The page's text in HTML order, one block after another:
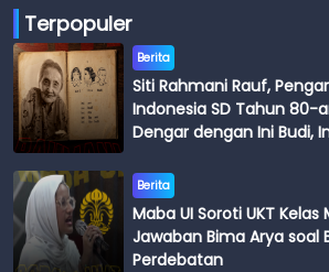
Terpopuler
Berita
Siti Rahmani Rauf,
Indonesia SD Tahun 80-
Dengar dengan Ini Budi,
Berita
Maba UI Soroti UKT
Jawaban Bima Arya soal
Perdebatan